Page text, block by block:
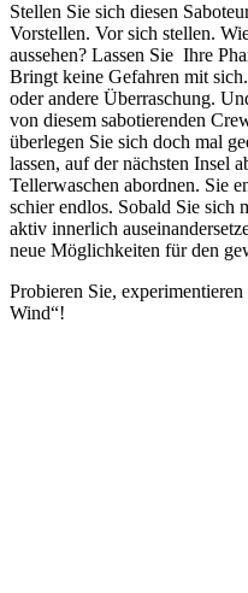
Stellen Sie sich diesen
Vorstellen. Vor sich stellen.
aussehen? Lassen Sie Ihre
Bringt keine Gefahren mit
oder andere Überraschung.
von diesem sabotierenden
überlegen Sie sich doch mal
lassen, auf der nächsten Insel
Tellerwaschen abordnen. Sie
schier endlos. Sobald Sie sich
aktiv innerlich
neue Möglichkeiten für den
Probieren Sie,
Wind“!